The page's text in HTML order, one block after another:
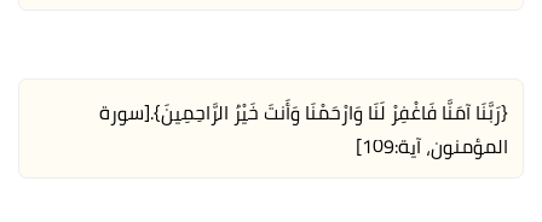
{رَبَّنَا آمَنَّا فَاغْفِرْ لَنَا وَارْحَمْنَا وَأَنتَ خَيْرُ الرَّاحِمِينَ}.[سورة
المؤمنون، آية:109]